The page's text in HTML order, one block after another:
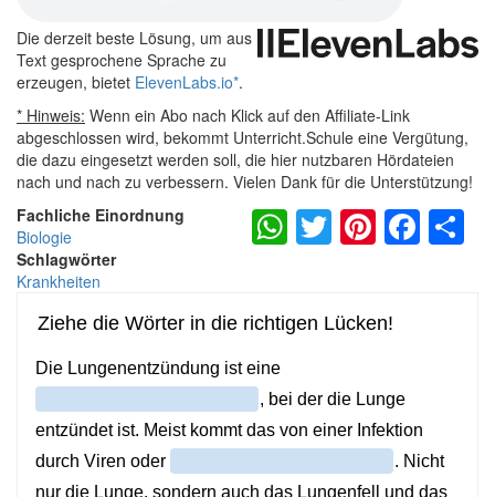
Die derzeit beste Lösung, um aus
Text gesprochene Sprache zu
erzeugen, bietet ElevenLabs.io*.
* Hinweis: Wenn ein Abo nach Klick auf den Affiliate-Link
abgeschlossen wird, bekommt Unterricht.Schule eine Vergütung,
die dazu eingesetzt werden soll, die hier nutzbaren Hördateien
nach und nach zu verbessern. Vielen Dank für die Unterstützung!
Fachliche Einordnung
Biologie
Schlagwörter
Krankheiten
WhatsApp
Twitter